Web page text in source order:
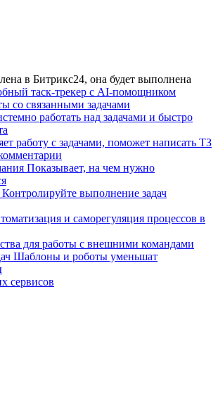
в Битрикс24, она будет выполнена
таск-трекер с AI-помощником
со связанными задачами
работать над задачами и быстро
работу с задачами, поможет написать ТЗ
Показывает, на чем нужно
Контролируйте выполнение задач
и саморегуляция процессов в
для работы с внешними командами
Шаблоны и роботы уменьшат
сервисов